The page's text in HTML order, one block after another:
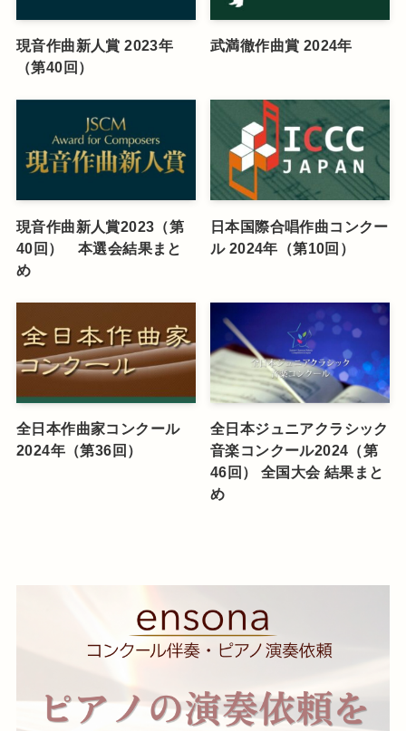
現音作曲新人賞 2023年
（第40回）
武満徹作曲賞 2024年
現音作曲新人賞2023（第
40回） 本選会結果まと
め
日本国際合唱作曲コンクー
ル 2024年（第10回）
全日本作曲家コンクール
2024年（第36回）
全日本ジュニアクラシック
音楽コンクール2024（第
46回） 全国大会 結果まと
め